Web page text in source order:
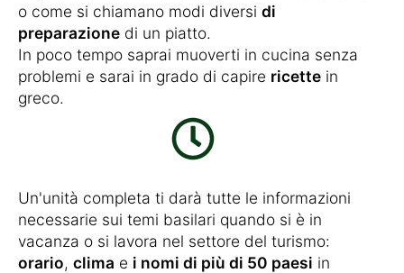
o come si chiamano modi diversi di
preparazione di un piatto.
In poco tempo saprai muoverti in cucina senza
problemi e sarai in grado di capire ricette in
greco.
Un'unità completa ti darà tutte le informazioni
necessarie sui temi basilari quando si è in
vacanza o si lavora nel settore del turismo:
orario, clima e i nomi di più di 50 paesi in